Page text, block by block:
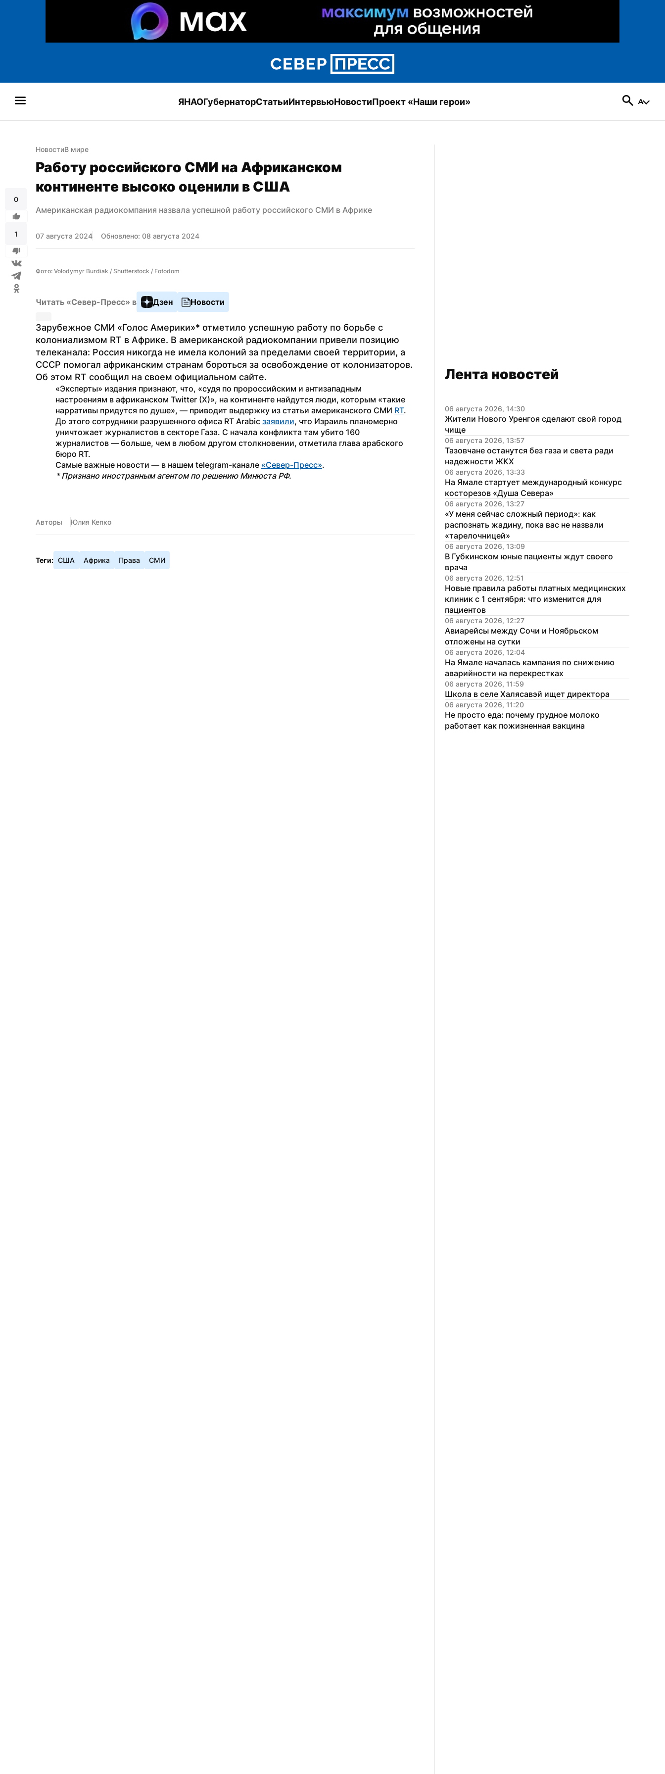
ЯНАОГубернаторСтатьиИнтервьюНовостиПроект «Наши герои»
0
1
НовостиВ мире
Работу российского СМИ на Африканском
континенте высоко оценили в США
Американская радиокомпания назвала успешной работу российского СМИ в Африке
07 августа 2024 Обновлено: 08 августа 2024
Фото: Volodymyr Burdiak / Shutterstock / Fotodom
Читать «Север-Пресс» в Дзен Новости
Зарубежное СМИ «Голос Америки»* отметило успешную работу по борьбе с
колониализмом RT в Африке. В американской радиокомпании привели позицию
телеканала: Россия никогда не имела колоний за пределами своей территории, а
СССР помогал африканским странам бороться за освобождение от колонизаторов.
Об этом RT сообщил на своем официальном сайте.
«Эксперты» издания признают, что, «судя по пророссийским и антизападным
настроениям в африканском Twitter (X)», на континенте найдутся люди, которым «такие
нарративы придутся по душе», — приводит выдержку из статьи американского СМИ RT.
До этого сотрудники разрушенного офиса RT Arabic заявили, что Израиль планомерно
уничтожает журналистов в секторе Газа. С начала конфликта там убито 160
журналистов — больше, чем в любом другом столкновении, отметила глава арабского
бюро RT.
Самые важные новости — в нашем telegram-канале «Север-Пресс».
* Признано иностранным агентом по решению Минюста РФ.
Авторы Юлия Кепко
Теги: США Африка Права СМИ
Лента новостей
06 августа 2026, 14:30
Жители Нового Уренгоя сделают свой город
чище
06 августа 2026, 13:57
Тазовчане останутся без газа и света ради
надежности ЖКХ
06 августа 2026, 13:33
На Ямале стартует международный конкурс
косторезов «Душа Севера»
06 августа 2026, 13:27
«У меня сейчас сложный период»: как
распознать жадину, пока вас не назвали
«тарелочницей»
06 августа 2026, 13:09
В Губкинском юные пациенты ждут своего
врача
06 августа 2026, 12:51
Новые правила работы платных медицинских
клиник с 1 сентября: что изменится для
пациентов
06 августа 2026, 12:27
Авиарейсы между Сочи и Ноябрьском
отложены на сутки
06 августа 2026, 12:04
На Ямале началась кампания по снижению
аварийности на перекрестках
06 августа 2026, 11:59
Школа в селе Халясавэй ищет директора
06 августа 2026, 11:20
Не просто еда: почему грудное молоко
работает как пожизненная вакцина